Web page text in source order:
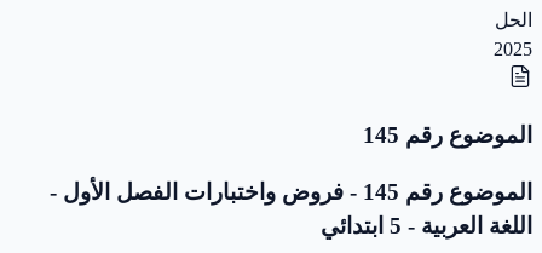
الحل
2025
الموضوع رقم 145
الموضوع رقم 145 - فروض واختبارات الفصل الأول -
اللغة العربية - 5 ابتدائي